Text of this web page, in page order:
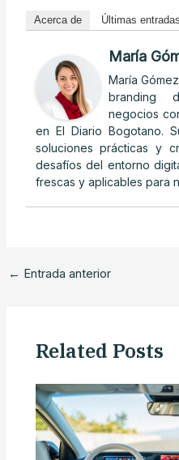
Acerca de Últimas entradas
María
María
branding
negocios
en El Diario Bogotano.
soluciones prácticas y
desafíos del entorno
frescas y aplicables para
← Entrada anterior
Related Posts